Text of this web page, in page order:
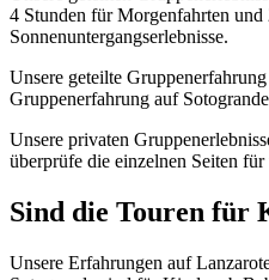
4 Stunden für Morgenfahrten und
Sonnenuntergangserlebnisse.
Unsere geteilte
Gruppenerfahrung auf
Unsere privaten
überprüfe die einzelnen Seiten
Sind die Touren für
Unsere Erfahrungen auf